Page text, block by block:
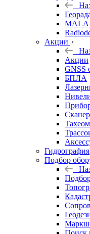
MALA
Акции
Акции
GNSS
БПЛА
Гидрография
Подбор